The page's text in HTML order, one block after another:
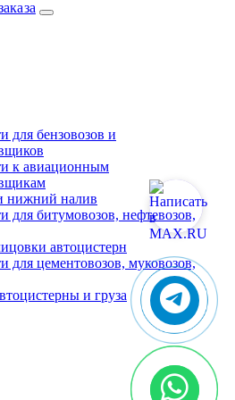
для бензовозов и
к авиационным
нижний налив
для битумовозов, нефтевозов,
автоцистерн
для цементовозов, муковозов,
и груза